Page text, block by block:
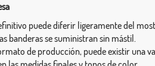
puede diferir ligeramente del
banderas se suministran sin mástil.
de producción, puede existir una